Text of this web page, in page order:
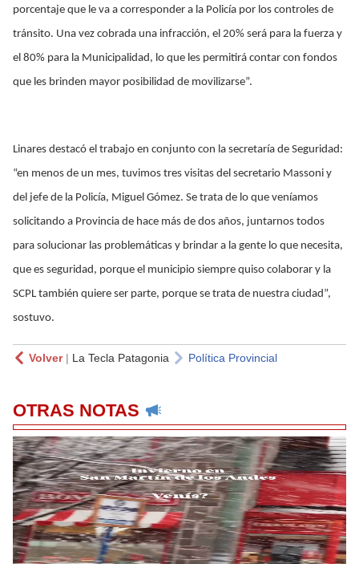
porcentaje que le va a corresponder a la Policía por los controles de
tránsito. Una vez cobrada una infracción, el 20% será para la fuerza y
el 80% para la Municipalidad, lo que les permitirá contar con fondos
que les brinden mayor posibilidad de movilizarse”.
Linares destacó el trabajo en conjunto con la secretaría de Seguridad:
“en menos de un mes, tuvimos tres visitas del secretario Massoni y
del jefe de la Policía, Miguel Gómez. Se trata de lo que veníamos
solicitando a Provincia de hace más de dos años, juntarnos todos
para solucionar las problemáticas y brindar a la gente lo que necesita,
que es seguridad, porque el municipio siempre quiso colaborar y la
SCPL también quiere ser parte, porque se trata de nuestra ciudad”,
sostuvo.
Volver| La Tecla Patagonia Política Provincial
OTRAS NOTAS